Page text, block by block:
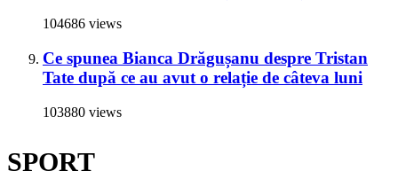
104686 views
Ce spunea Bianca Drăgușanu despre Tristan
Tate după ce au avut o relație de câteva luni
103880 views
SPORT